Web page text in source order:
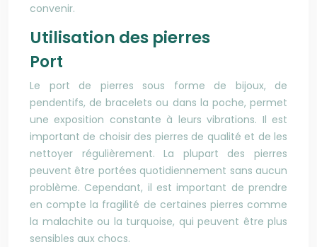
convenir.
Utilisation des pierres
Port
Le port de pierres sous forme de bijoux, de
pendentifs, de bracelets ou dans la poche, permet
une exposition constante à leurs vibrations. Il est
important de choisir des pierres de qualité et de les
nettoyer régulièrement. La plupart des pierres
peuvent être portées quotidiennement sans aucun
problème. Cependant, il est important de prendre
en compte la fragilité de certaines pierres comme
la malachite ou la turquoise, qui peuvent être plus
sensibles aux chocs.